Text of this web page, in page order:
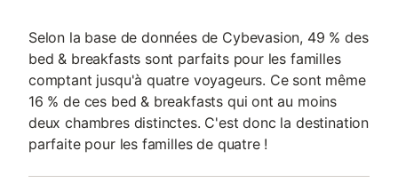
Selon la base de données de Cybevasion, 49 % des
bed & breakfasts sont parfaits pour les familles
comptant jusqu'à quatre voyageurs. Ce sont même
16 % de ces bed & breakfasts qui ont au moins
deux chambres distinctes. C'est donc la destination
parfaite pour les familles de quatre !